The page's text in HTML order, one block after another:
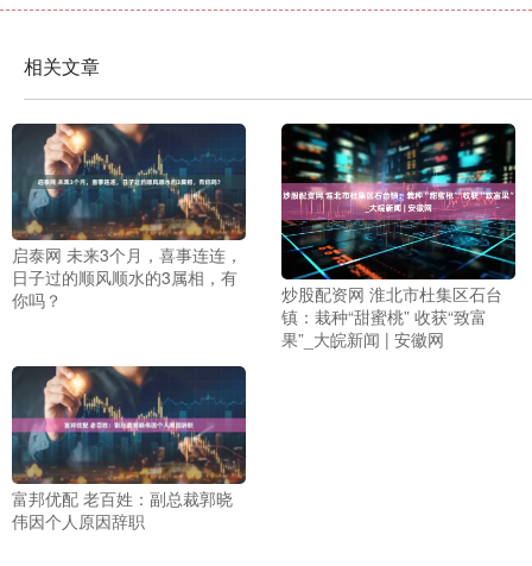
相关文章
启泰网 未来3个月，喜事连连，
日子过的顺风顺水的3属相，有
你吗？
炒股配资网 淮北市杜集区石台
镇：栽种“甜蜜桃” 收获“致富
果”_大皖新闻 | 安徽网
富邦优配 老百姓：副总裁郭晓
伟因个人原因辞职